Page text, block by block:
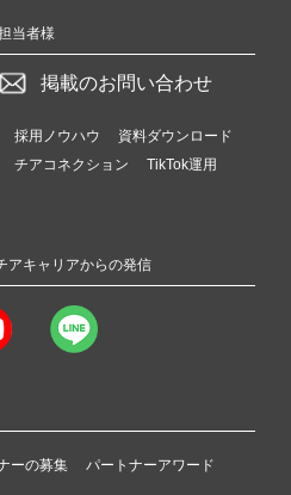
当者様
掲載のお問い合わせ
採用ノウハウ
資料ダウンロード
チアコネクション
TikTok運用
アキャリアからの発信
ーの募集 パートナーアワード